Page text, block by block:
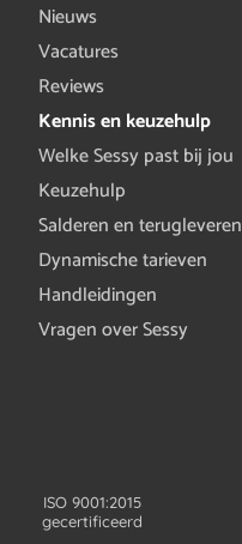
Nieuws
Vacatures
Reviews
Kennis en keuzehulp
Welke Sessy past bij jou
Keuzehulp
Salderen en terugleveren
Dynamische tarieven
Handleidingen
Vragen over Sessy
ISO 9001:2015
gecertificeerd